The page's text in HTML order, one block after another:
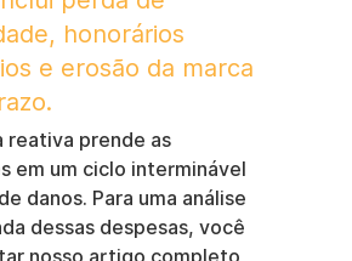
honorários
e erosão da marca
reativa prende as
em um ciclo interminável
danos. Para uma análise
dessas despesas, você